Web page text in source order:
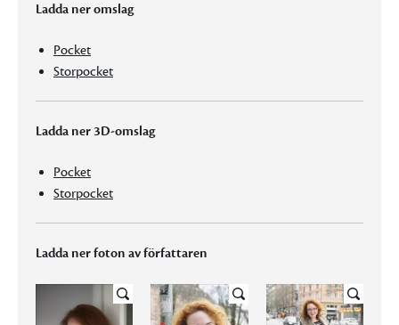
Ladda ner omslag
Pocket
Storpocket
Ladda ner 3D-omslag
Pocket
Storpocket
Ladda ner foton av författaren